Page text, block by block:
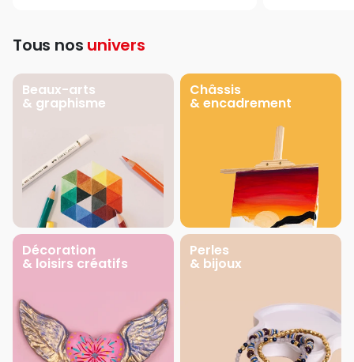
Tous nos univers
Beaux-arts
& graphisme
Châssis
& encadrement
Décoration
& loisirs créatifs
Perles
& bijoux